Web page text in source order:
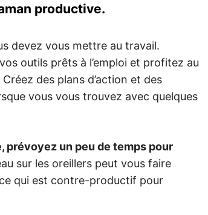
productive.
devez vous mettre au travail.
outils prêts à l’emploi et profitez au
des plans d’action et des
vous vous trouvez avec quelques
prévoyez un peu de temps pour
sur les oreillers peut vous faire
qui est contre-productif pour